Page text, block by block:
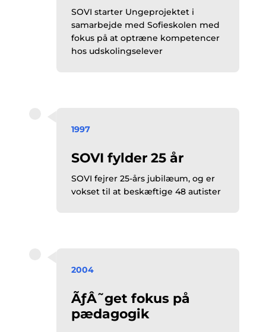
SOVI starter Ungeprojektet i
samarbejde med Sofieskolen med
fokus på at optræne kompetencer
hos udskolingselever
1997
SOVI fylder 25 år
SOVI fejrer 25-års jubilæum, og er
vokset til at beskæftige 48 autister
2004
ÃƒÂ˜get fokus på
pædagogik